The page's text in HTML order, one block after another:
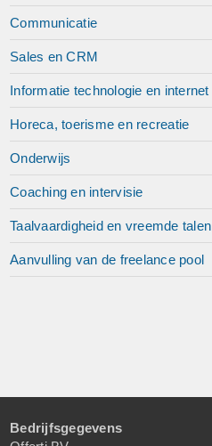
Communicatie
Sales en CRM
Informatie technologie en internet
Horeca, toerisme en recreatie
Onderwijs
Coaching en intervisie
Taalvaardigheid en vreemde talen
Aanvulling van de freelance pool
Bedrijfsgegevens